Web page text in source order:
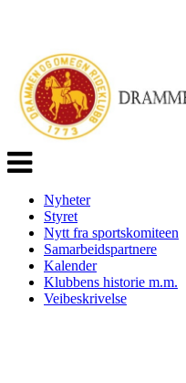
Veksle
navigasjon
Nyheter
Styret
Nytt fra sportskomiteen
Samarbeidspartnere
Kalender
Klubbens historie m.m.
Veibeskrivelse